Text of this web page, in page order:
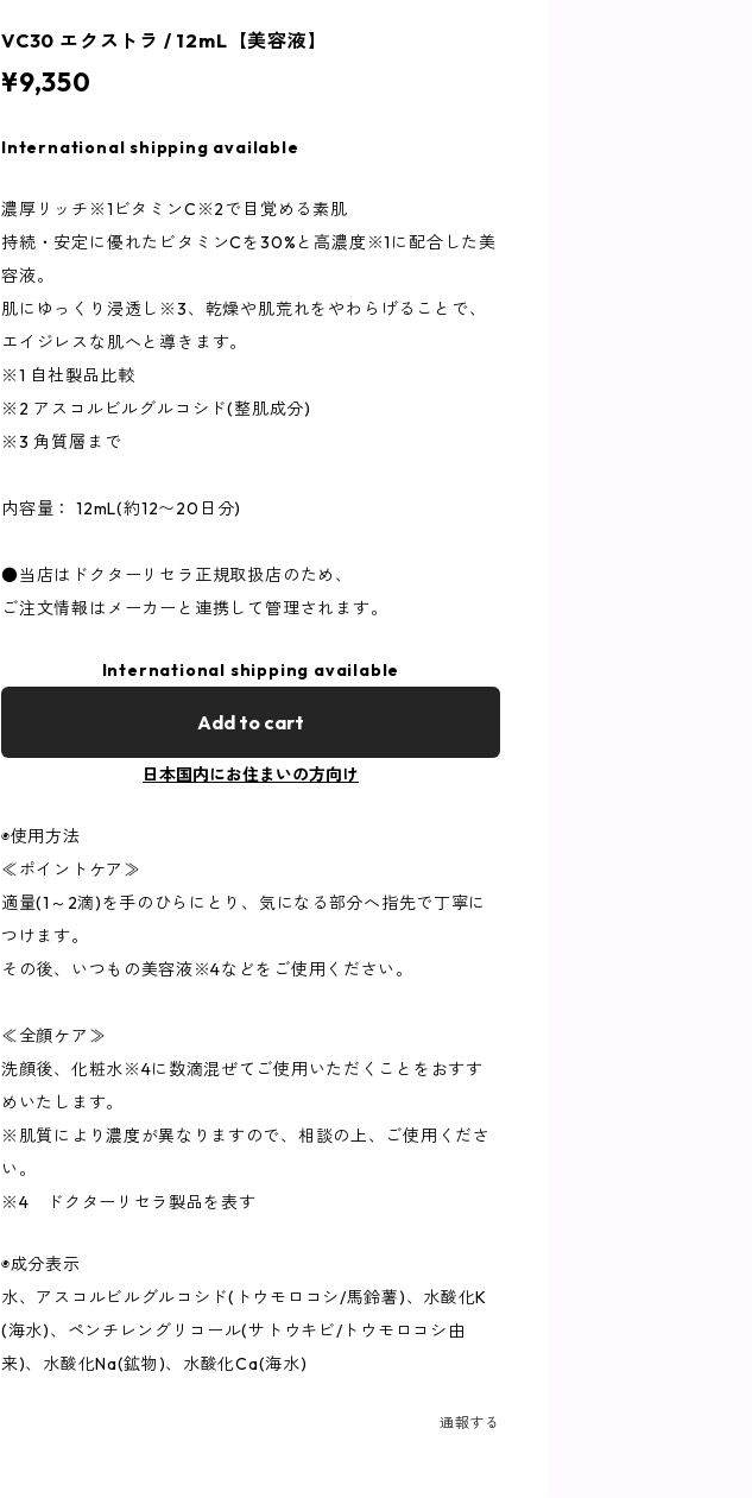
VC30 エクストラ / 12mL【美容液】
¥9,350
International shipping available
濃厚リッチ※1ビタミンC※2で目覚める素肌
持続・安定に優れたビタミンCを30%と高濃度※1に配合した美
容液。
肌にゆっくり浸透し※3、乾燥や肌荒れをやわらげることで、
エイジレスな肌へと導きます。
※1 自社製品比較
※2 アスコルビルグルコシド(整肌成分)
※3 角質層まで
内容量： 12mL(約12〜20日分)
●当店はドクターリセラ正規取扱店のため、
ご注文情報はメーカーと連携して管理されます。
International shipping available
Add to cart
日本国内にお住まいの方向け
◉使用方法
≪ポイントケア≫
適量(1～2滴)を手のひらにとり、気になる部分へ指先で丁寧に
つけます。
その後、いつもの美容液※4などをご使用ください。
≪全顔ケア≫
洗顔後、化粧水※4に数滴混ぜてご使用いただくことをおすす
めいたします。
※肌質により濃度が異なりますので、相談の上、ご使用くださ
い。
※4 ドクターリセラ製品を表す
◉成分表示
水、アスコルビルグルコシド(トウモロコシ/馬鈴薯)、水酸化K
(海水)、ペンチレングリコール(サトウキビ/トウモロコシ由
来)、水酸化Na(鉱物)、水酸化Ca(海水)
通報する